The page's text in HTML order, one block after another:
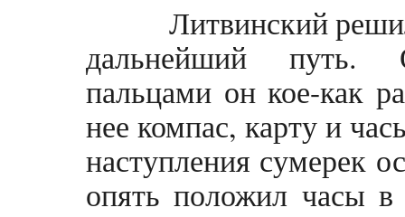
Литвинский
дальнейший путь.
пальцами он кое-как
нее компас, карту и
наступления сумерек
опять положил часы